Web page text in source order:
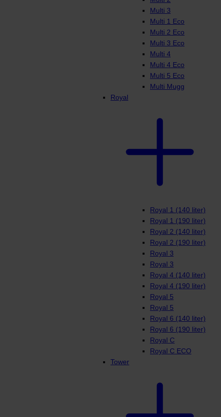
Multi 3
Multi 1 Eco
Multi 2 Eco
Multi 3 Eco
Multi 4
Multi 4 Eco
Multi 5 Eco
Multi Mugg
Royal
Royal 1 (140 liter)
Royal 1 (190 liter)
Royal 2 (140 liter)
Royal 2 (190 liter)
Royal 3
Royal 3
Royal 4 (140 liter)
Royal 4 (190 liter)
Royal 5
Royal 5
Royal 6 (140 liter)
Royal 6 (190 liter)
Royal C
Royal C ECO
Tower